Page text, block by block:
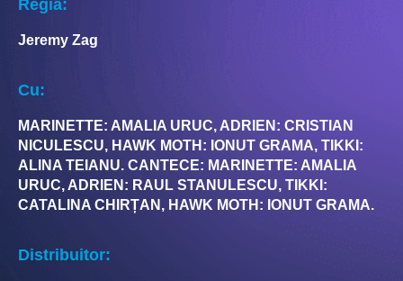
Regia:
Jeremy Zag
Cu:
MARINETTE: AMALIA URUC, ADRIEN: CRISTIAN
NICULESCU, HAWK MOTH: IONUT GRAMA, TIKKI:
ALINA TEIANU. CANTECE: MARINETTE: AMALIA
URUC, ADRIEN: RAUL STANULESCU, TIKKI:
CATALINA CHIRȚAN, HAWK MOTH: IONUT GRAMA.
Distribuitor: